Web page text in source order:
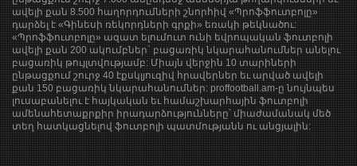
ավելի քան 8.500 հաղորդումների շնորհիվ «Պրոֆֆուտբոլը»
դարձել է «Գինեսի ռեկորդների գրքի» եռակի թեկնածու:
«Պրոֆֆուտբոլը» ազատ ելումուտ ունի եվրոպական ֆուտբոլի
ավելի քան 200 ակումբներ` բացառիկ նկարահանումներ անելու
բացառիկ թույլտվությամբ: Միայն վերջին 10 տարիների
ընթացքում շուրջ 40 էքսկլյուզիվ հրավերներ եւ արված ավելի
քան 150 բացառիկ նկարահանումներ: proffootball.am-ը նույնպես
լուսաբանելու է հայկական եւ համաշխարհային ֆուտբոլի
ամենահետաքրքիր իրադարձությունները՝ միաժամանակ մեծ
տեղ հատկացնելով ֆուտբոլի պատմությանն ու անցյալին: